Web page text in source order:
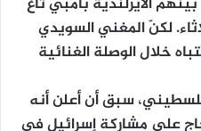
لكنّ المغني السويدي
خلال الوصلة الغنائية
سبق أن أعلن أنه
على مشاركة إسرائيل في